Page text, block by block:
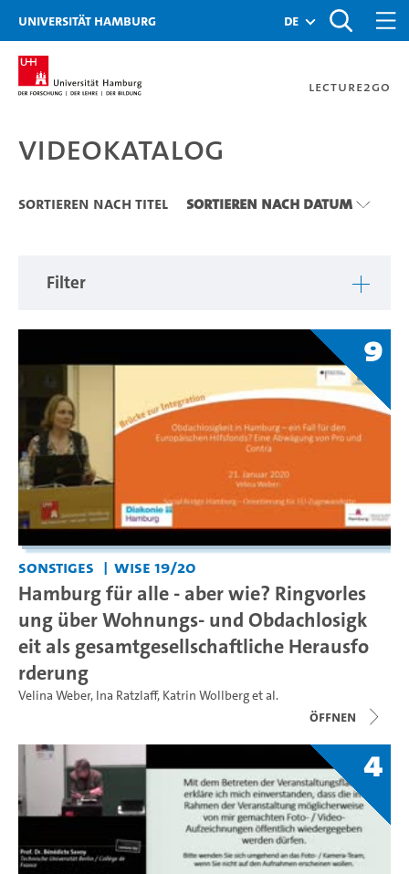
Zu den Filtern
Zur Metanavigation
Zur Hauptnavigation
Zur Suche
Zum Inhalt
Zum Seitenfuss
Universität Hamburg de
Lecture2Go
Videokatalog
Videokatalog
Sortieren nach Titel Sortieren nach Datum
Filter
9
Sonstiges WiSe 19/20
Hamburg für alle - aber wie? Ringvorles
ung über Wohnungs- und Obdachlosigk
eit als gesamtgesellschaftliche Herausfo
rderung
Velina Weber, Ina Ratzlaff, Katrin Wollberget al.
Öffnen
4